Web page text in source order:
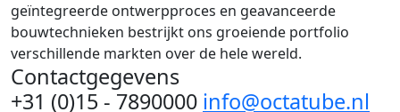
geïntegreerde ontwerpproces en geavanceerde
bouwtechnieken bestrijkt ons groeiende portfolio
verschillende markten over de hele wereld.
Contactgegevens
+31 (0)15 - 7890000 info@octatube.nl